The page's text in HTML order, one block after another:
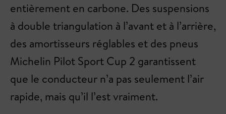
entièrement en carbone. Des suspensions
à double triangulation à l’avant et à l’arrière,
des amortisseurs réglables et des pneus
Michelin Pilot Sport Cup 2 garantissent
que le conducteur n’a pas seulement l’air
rapide, mais qu’il l’est vraiment.